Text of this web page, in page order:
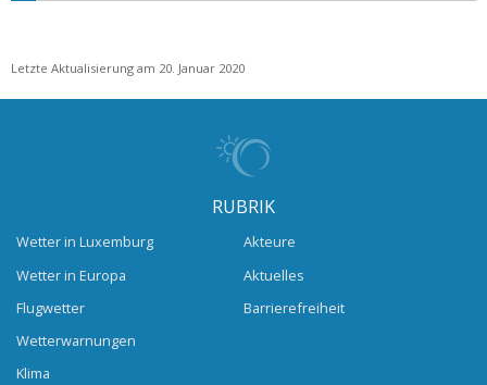
Letzte Aktualisierung am 20. Januar 2020
RUBRIK
Wetter in Luxemburg
Wetter in Europa
Flugwetter
Wetterwarnungen
Klima
Akteure
Aktuelles
Barrierefreiheit